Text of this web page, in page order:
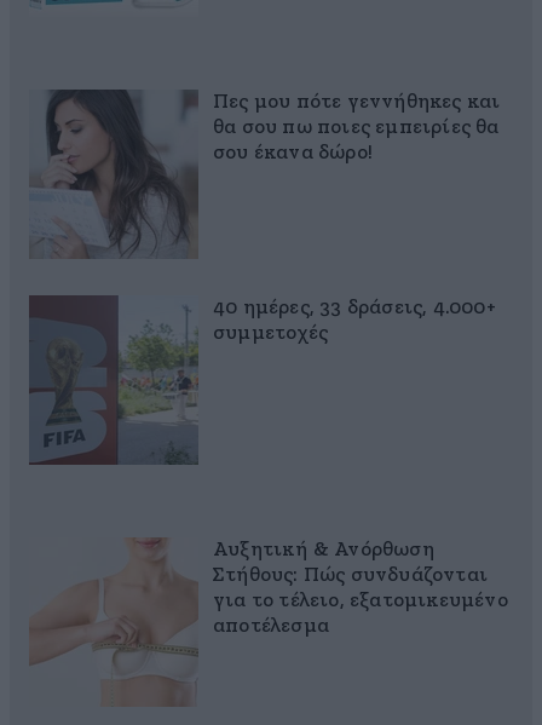
Πες μου πότε γεννήθηκες και
θα σου πω ποιες εμπειρίες θα
σου έκανα δώρο!
40 ημέρες, 33 δράσεις, 4.000+
συμμετοχές
Αυξητική & Ανόρθωση
Στήθους: Πώς συνδυάζονται
για το τέλειο, εξατομικευμένο
αποτέλεσμα